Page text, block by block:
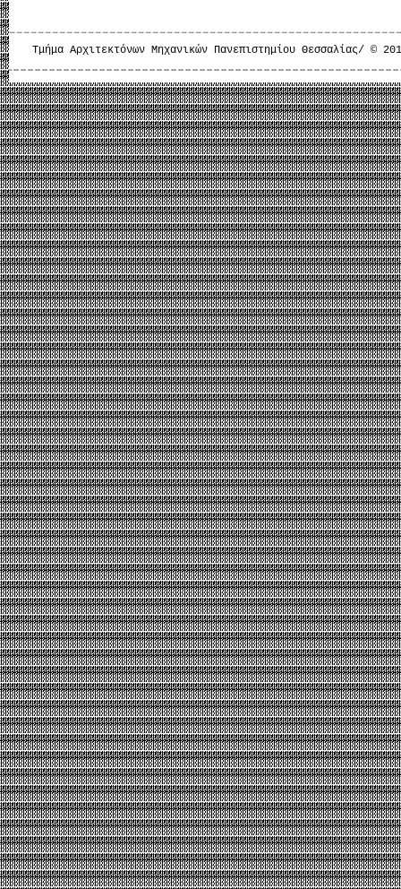
Τμήμα Αρχιτεκτόνων Μηχανικών Πανεπιστημίου Θεσσαλίας/ ©